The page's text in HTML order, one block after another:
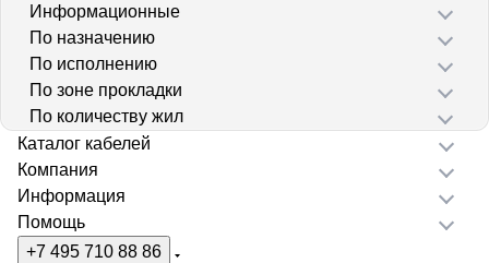
Информационные
По назначению
По исполнению
По зоне прокладки
По количеству жил
Каталог кабелей
Компания
Информация
Помощь
+7 495 710 88 86